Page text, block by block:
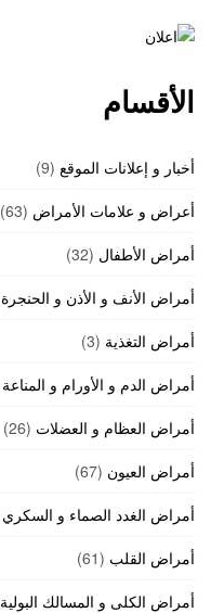
الأقسام
أخبار و إعلانات الموقع (9)
أعراض و علامات الأمراض (63)
أمراض الأطفال (32)
أمراض الأنف و الأذن و الحنجرة
أمراض التغذية (3)
أمراض الدم و الأورام و المناعة
أمراض العظام و العضلات (26)
أمراض العيون (67)
أمراض الغدد الصماء و السكري
أمراض القلب (61)
أمراض الكلى و المسالك البولية